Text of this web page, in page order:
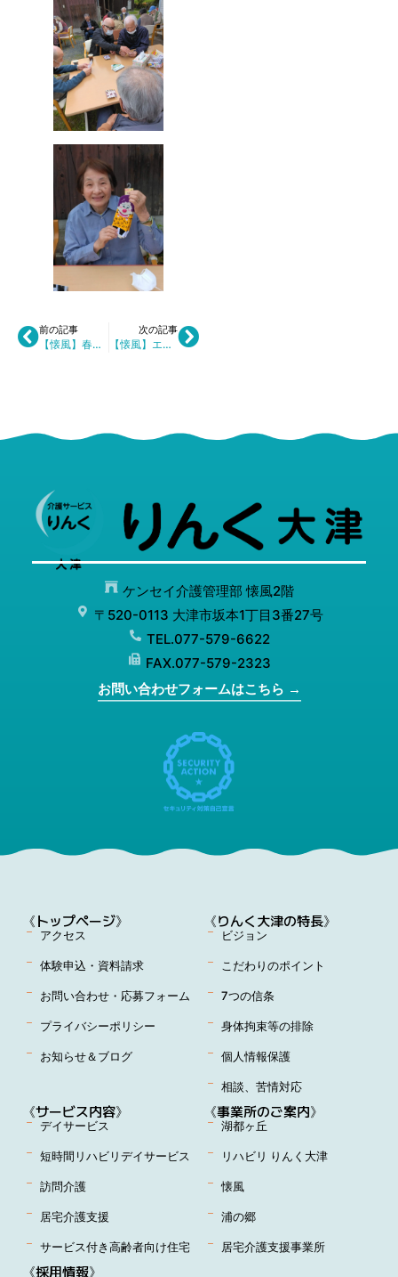
前の記事
【懐風】春のミニ運動会：４月
次の記事
【懐風】エイサー太鼓がやってきた！
ケンセイ介護管理部 懐風2階
〒520-0113 大津市坂本1丁目3番27号
TEL.077-579-6622
FAX.077-579-2323
お問い合わせフォームはこちら →
《トップページ》
アクセス
体験申込・資料請求
お問い合わせ・応募フォーム
プライバシーポリシー
お知らせ＆ブログ
《りんく大津の特長》
ビジョン
こだわりのポイント
7つの信条
身体拘束等の排除
個人情報保護
相談、苦情対応
《サービス内容》
デイサービス
短時間リハビリデイサービス
訪問介護
居宅介護支援
サービス付き高齢者向け住宅
《事業所のご案内》
湖都ヶ丘
リハビリ りんく大津
懐風
浦の郷
居宅介護支援事業所
《採用情報》